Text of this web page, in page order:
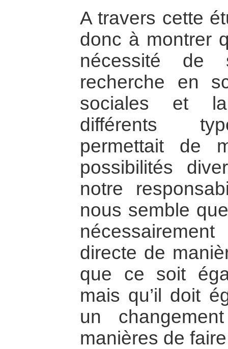
A travers cette
donc à montrer
nécessité de
recherche en
sociales et
différents
permettait de
possibilités
notre
nous semble
directe de
que ce soit
mais qu’il doit
un
manières de